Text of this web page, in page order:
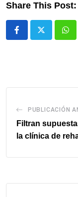
Share This Post:
PUBLICACIÓN
Filtran
la clínica de